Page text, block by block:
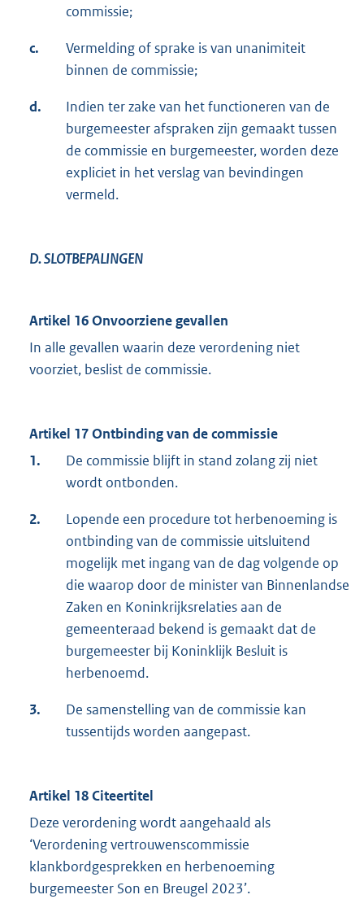
commissie;
c.
Vermelding of sprake is van unanimiteit
binnen de commissie;
d.
Indien ter zake van het functioneren van de
burgemeester afspraken zijn gemaakt tussen
de commissie en burgemeester, worden deze
expliciet in het verslag van bevindingen
vermeld.
D. SLOTBEPALINGEN
Artikel 16 Onvoorziene gevallen
In alle gevallen waarin deze verordening niet
voorziet, beslist de commissie.
Artikel 17 Ontbinding van de commissie
1.
De commissie blijft in stand zolang zij niet
wordt ontbonden.
2.
Lopende een procedure tot herbenoeming is
ontbinding van de commissie uitsluitend
mogelijk met ingang van de dag volgende op
die waarop door de minister van Binnenlandse
Zaken en Koninkrijksrelaties aan de
gemeenteraad bekend is gemaakt dat de
burgemeester bij Koninklijk Besluit is
herbenoemd.
3.
De samenstelling van de commissie kan
tussentijds worden aangepast.
Artikel 18 Citeertitel
Deze verordening wordt aangehaald als
‘Verordening vertrouwenscommissie
klankbordgesprekken en herbenoeming
burgemeester Son en Breugel 2023’.